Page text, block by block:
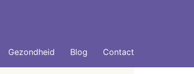
Gezondheid Blog Contact